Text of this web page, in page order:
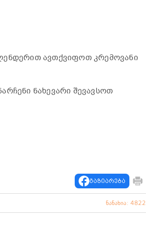
ავთქვიფოთ კრემოვანი
ნახევარი შევავსოთ
გაზიარება
ნანახია: 4822